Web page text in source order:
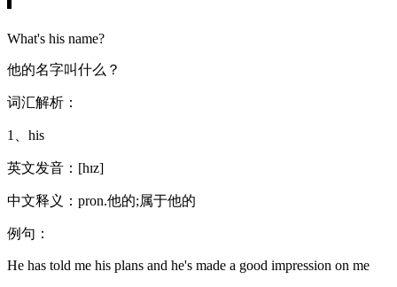
What's his name?
他的名字叫什么？
词汇解析：
1、his
英文发音：[hɪz]
中文释义：pron.他的;属于他的
例句：
He has told me his plans and he's made a good impression on me